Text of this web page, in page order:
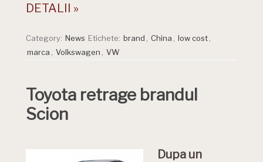
DETALII »
Category: News Etichete: brand China low cost
marca
Volkswagen VW
Toyota retrage brandul
Scion
Dupa un